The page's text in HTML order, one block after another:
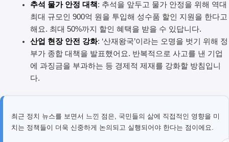
추석 물가 안정 대책: 추석을 앞두고 물가 안정을 위해 역대
최대 규모인 900억 원을 투입해 성수품 할인 지원을 한다고
해요. 최대 50%까지 할인 혜택을 받을 수 있답니다.
산업 현장 안전 강화: ‘산재왕국’이라는 오명을 벗기 위해 정
부가 종합 대책을 발표했어요. 반복적으로 사고를 낸 기업
에 과징금을 부과하는 등 경제적 제재를 강화할 방침입니
다.
최근 정치 뉴스를 보면서 느낀 점은, 국민들의 삶에 직접적인 영향을 미
치는 정책들이 더욱 신중하게 논의되고 실행되어야 한다는 점이에요.